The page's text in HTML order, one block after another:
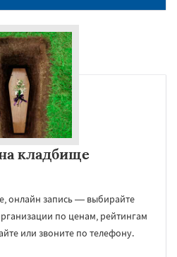
кладбище
онлайн запись — выбирайте
по ценам, рейтингам
или звоните по телефону.